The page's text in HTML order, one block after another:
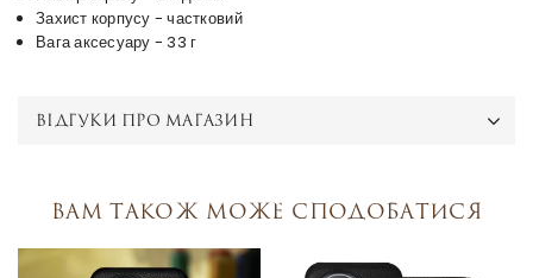
Захист корпусу - частковий
Вага аксесуару - 33 г
ВІДГУКИ ПРО МАГАЗИН
Вам також може сподобатися